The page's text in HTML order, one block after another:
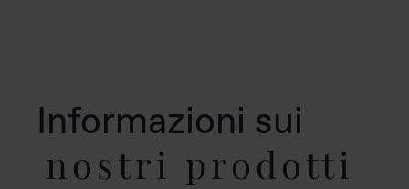
Informazioni sui
nostri prodotti